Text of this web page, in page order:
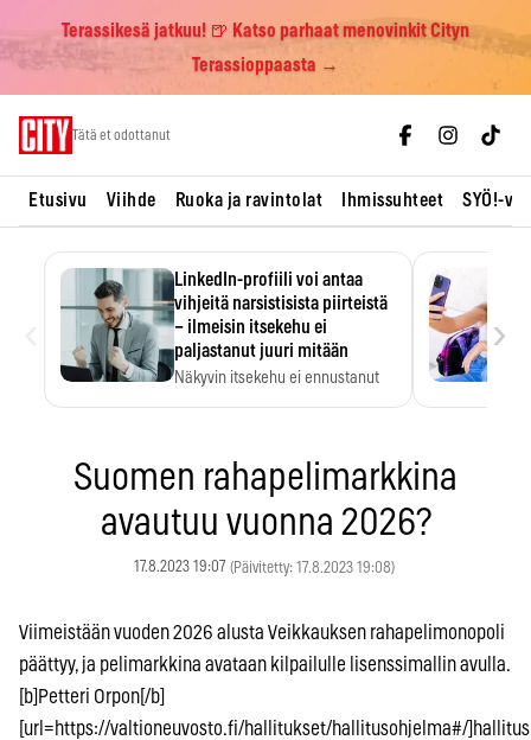
Terassikesä jatkuu! 🍺 Katso parhaat menovinkit Cityn
Terassioppaasta →
Tätä et odottanut
Etusivu Viihde Ruoka ja ravintolat Ihmissuhteet SYÖ!-
LinkedIn-profiili voi antaa
vihjeitä narsistisista piirteistä
– ilmeisin itsekehu ei
paljastanut juuri mitään
Näkyvin itsekehu ei ennustanut
›
Suomen rahapelimarkkina
avautuu vuonna 2026?
17.8.2023 19:07 (Päivitetty: 17.8.2023 19:08)
Viimeistään vuoden 2026 alusta Veikkauksen rahapelimonopoli
päättyy, ja pelimarkkina avataan kilpailulle lisenssimallin avulla.
[b]Petteri Orpon[/b]
[url=https://valtioneuvosto.fi/hallitukset/hallitusohjelma#/